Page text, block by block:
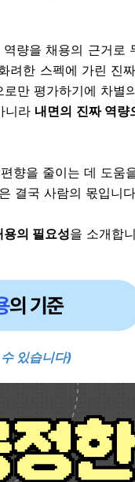
량을 채용의 근거로
려한 스펙에 가린 진짜
만 평가하기에 차별
니라 내면의 진짜 역량
향을 줄이는 데 도움
결국 사람의 몫입니
의 필요성을 소개합
있습니다)